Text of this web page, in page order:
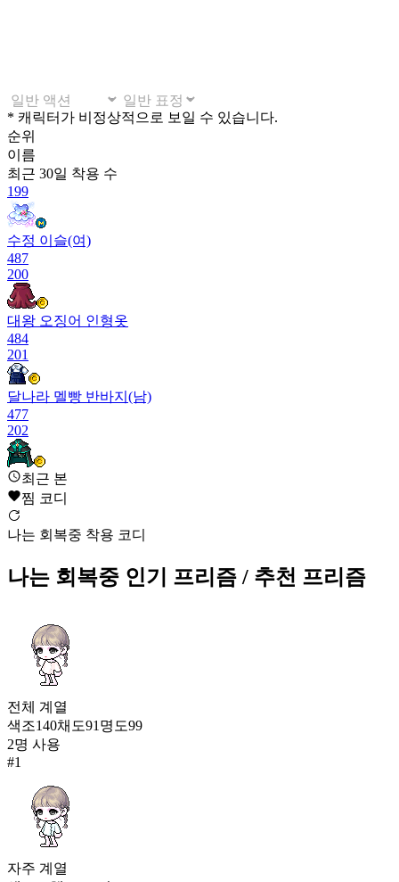
* 캐릭터가 비정상적으로 보일 수 있습니다.
순위
이름
최근 30일 착용 수
199
수정 이슬(여)
487
200
대왕 오징어 인형옷
484
201
달나라 멜빵 반바지(남)
477
202
버터플라이 케이프 슈트
474
202
동글 루돌프 인형옷
474
202
나는 회복중
473
206
영웅 아란 아머(여)
돌의 정령 우비
최근 본
찜 코디
나는 회복중 착용 코디
나는 회복중 인기 프리즘 / 추천 프리즘
전체 계열
색조140채도91 명도99
2명 사용
#1
자주 계열